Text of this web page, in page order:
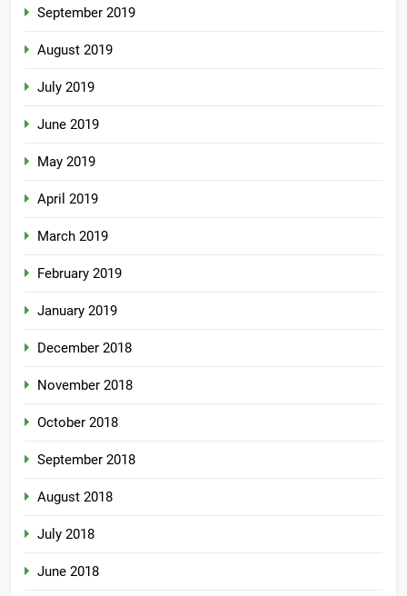
September 2019
August 2019
July 2019
June 2019
May 2019
April 2019
March 2019
February 2019
January 2019
December 2018
November 2018
October 2018
September 2018
August 2018
July 2018
June 2018